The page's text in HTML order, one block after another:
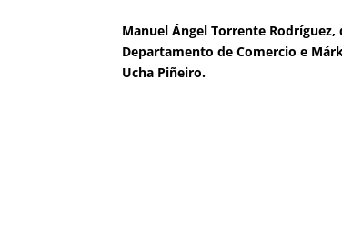
Manuel Ángel Torrente Rodríguez,
Departamento de Comercio e
Ucha Piñeiro.